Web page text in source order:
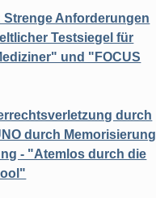
Strenge Anforderungen
Testsiegel für
und "FOCUS
durch
durch Memorisierung
- "Atemlos durch die